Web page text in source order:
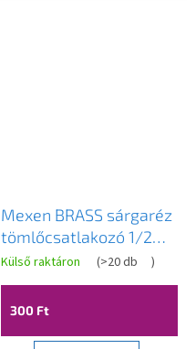
Mexen BRASS sárgaréz
tömlőcsatlakozó 1/2
GW x 10 mm - W97422-
1210
Külső raktáron (>20 db )
300 Ft